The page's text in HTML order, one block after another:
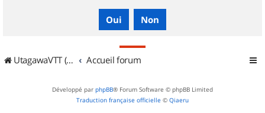
UtagawaVTT (Randos VTT et VTTAE avec traces GPS) Accueil forum
Développé par phpBB® Forum Software © phpBB Limited
Traduction française officielle © Qiaeru